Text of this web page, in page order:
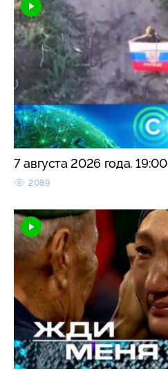
7 августа 2026 года. 19:00
2089